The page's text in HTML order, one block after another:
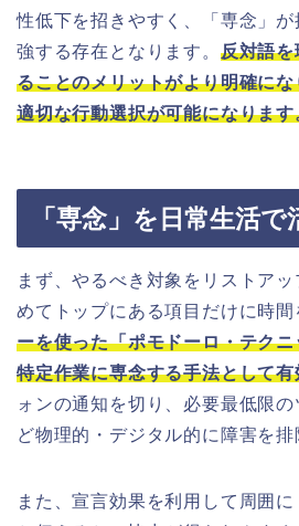
性低下を招きやすく、「専念」
強する存在となります。 反対語
ることのメリットがより明確に
適切な行動選択が可能になります
「専念」を日常生活
まず、やるべき対象をリストア
めてトップにある項目だけに時間
ーを使った「ポモドーロ・テク
特定作業に専念する手法として有
ォンの通知を切り、必要最低限
ど物理的・デジタル的に障害を排
また、宣言効果を利用して周囲に